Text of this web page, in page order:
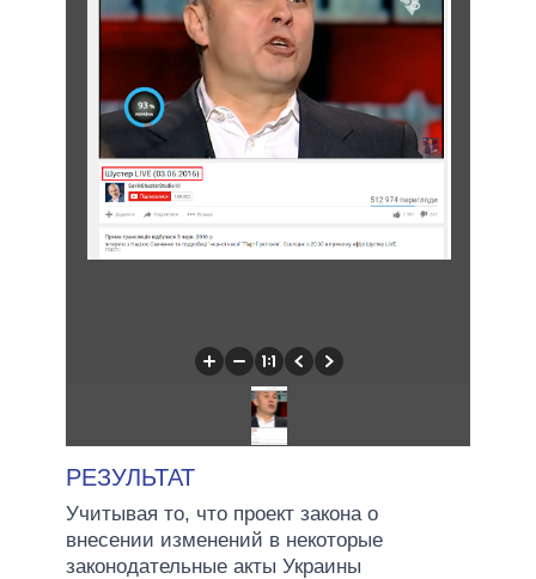
РЕЗУЛЬТАТ
Учитывая то, что проект закона о
внесении изменений в некоторые
законодательные акты Украины